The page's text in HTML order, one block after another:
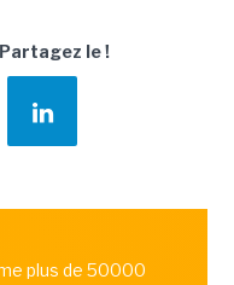
Partagez le !
plus de 50000